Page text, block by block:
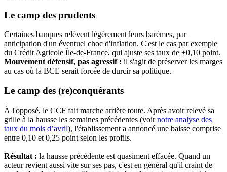
Le camp des prudents
Certaines banques relèvent légèrement leurs barèmes, par
anticipation d'un éventuel choc d'inflation. C'est le cas par exemple
du Crédit Agricole Île-de-France, qui ajuste ses taux de +0,10 point.
Mouvement défensif, pas agressif : il s'agit de préserver les marges
au cas où la BCE serait forcée de durcir sa politique.
Le camp des (re)conquérants
À l'opposé, le CCF fait marche arrière toute. Après avoir relevé sa
grille à la hausse les semaines précédentes (voirnotre analyse des
taux du mois d’avril), l'établissement a annoncé une baisse comprise
entre 0,10 et 0,25 point selon les profils.
Résultat : la hausse précédente est quasiment effacée. Quand un
acteur revient aussi vite sur ses pas, c'est en général qu'il craint de